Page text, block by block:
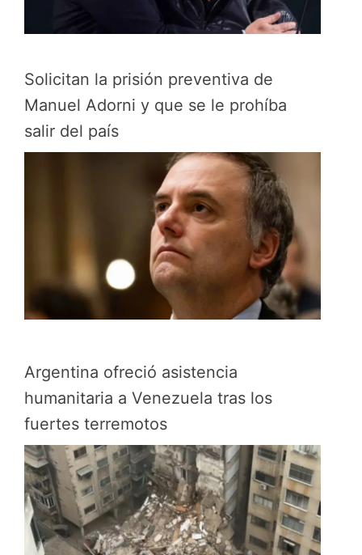
Solicitan la prisión preventiva de
Manuel Adorni y que se le prohíba
salir del país
Argentina ofreció asistencia
humanitaria a Venezuela tras los
fuertes terremotos